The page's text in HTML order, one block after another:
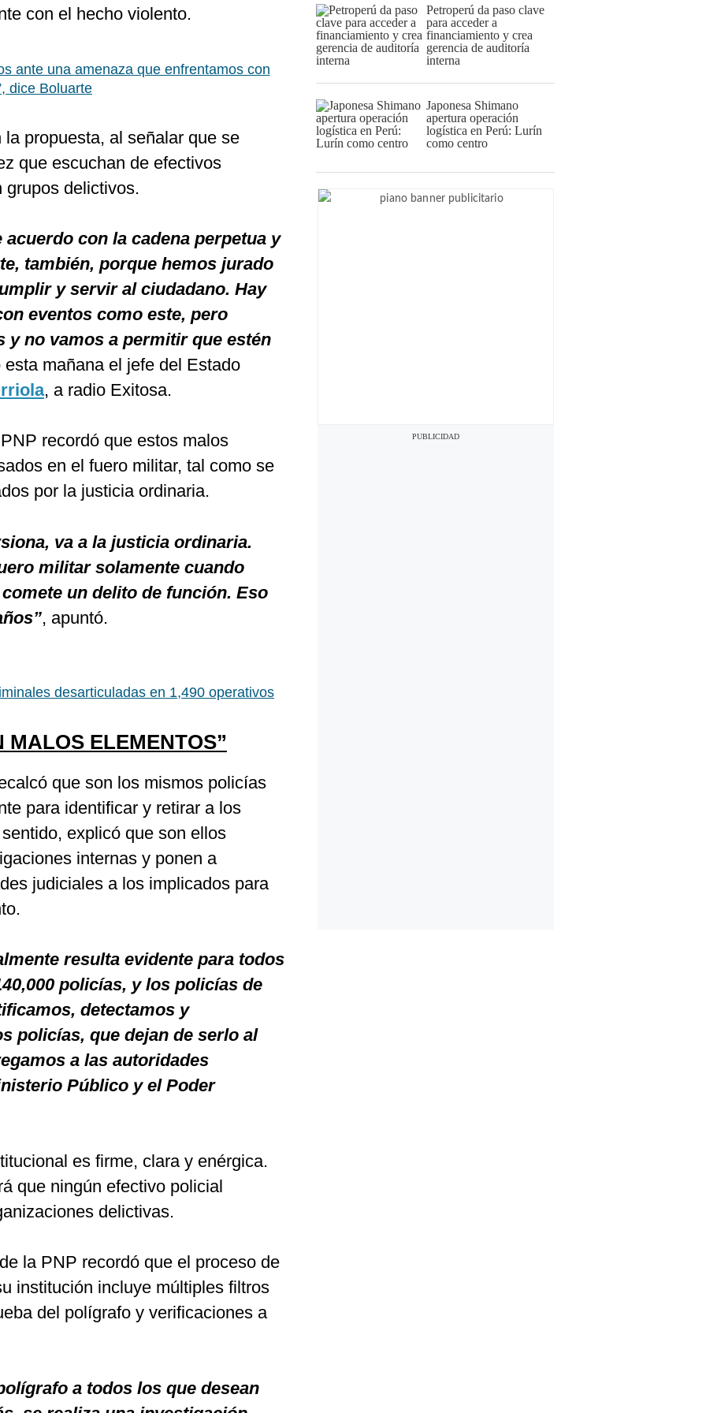
con el hecho violento.
ante una amenaza que enfrentamos con
dice Boluarte
propuesta, al señalar que se
que escuchan de efectivos
grupos delictivos.
con la cadena perpetua y
también, porque hemos jurado
y servir al ciudadano. Hay
eventos como este, pero
y no vamos a permitir que estén
esta mañana el jefe del Estado
, a radio Exitosa.
recordó que estos malos
en el fuero militar, tal como se
por la justicia ordinaria.
va a la justicia ordinaria.
militar solamente cuando
un delito de función. Eso
, apuntó.
desarticuladas en 1,490 operativos
MALOS ELEMENTOS”
que son los mismos policías
para identificar y retirar a los
explicó que son ellos
internas y ponen a
judiciales a los implicados para
resulta evidente para todos
policías, y los policías de
detectamos y
policías, que dejan de serlo al
a las autoridades
Público y el Poder
es firme, clara y enérgica.
que ningún efectivo policial
delictivas.
la PNP recordó que el proceso de
institución incluye múltiples filtros
del polígrafo y verificaciones a
a todos los que desean
Petroperú da paso clave
para acceder a
financiamiento y crea
gerencia de auditoría
interna
Japonesa Shimano
apertura operación
logística en Perú: Lurín
como centro